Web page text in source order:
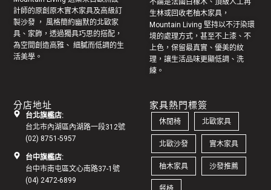
計師的原創 原木實木家具及高級訂
製沙發 ， 風格簡約幽默的北歐家
具 、家飾，透過獨具巧思的搭配，
為空間創造高雅、 細膩而低調的生
活美學。
不論是法國白橡木、頂級人工再
生林或回收老柚木家具 ，
Mountain Living 堅持以不汙染環
境的處理方式，甚至不上漆、不
上色，保留最真實、優美的紋
理，讓生活品味更顯低調、洗
練。
分店地址
台北旗艦店:
台北市內湖區內湖路一段312號
(02) 8751-5957
台中旗艦店:
台中市南屯區文心南路37-1號
(04) 2472-6899
家具熱門標簽
休閒椅 北歐家具
北歐沙發 實木家具
柚木家具 沙發推薦